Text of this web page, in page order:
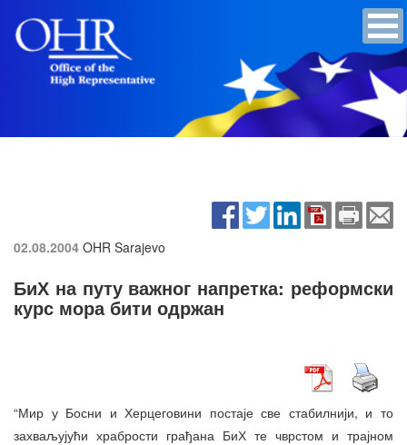
02.08.2004 OHR Sarajevo
БиХ на путу важног напретка: реформски
курс мора бити одржан
“Мир у Босни и Херцеговини постаје све стабилнији, и то
захваљујући храбрости грађана БиХ те чврстом и трајном